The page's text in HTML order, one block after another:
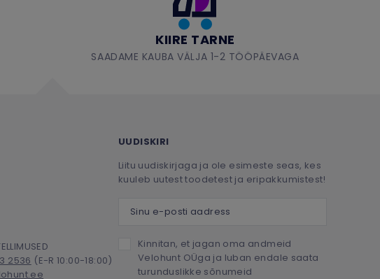
KIIRE TARNE
SAADAME KAUBA VÄLJA 1-2 TÖÖPÄEVAGA
2536 (E-R 10:00-18:00)
UUDISKIRI
Liitu uudiskirjaga ja ole esimeste seas, kes
kuuleb uutest toodetest ja eripakkumistest!
Kinnitan, et jagan oma andmeid
Velohunt OÜga ja luban endale saata
turunduslikke sõnumeid